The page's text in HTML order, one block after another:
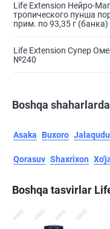
Life Extension Нейро-
тропического пунша
прим. по 93,35 г (банка)
Life Extension Супер
№240
Boshqa
Asaka Buxoro
Qorasuv Shaxrixon
Boshqa tasvirlar